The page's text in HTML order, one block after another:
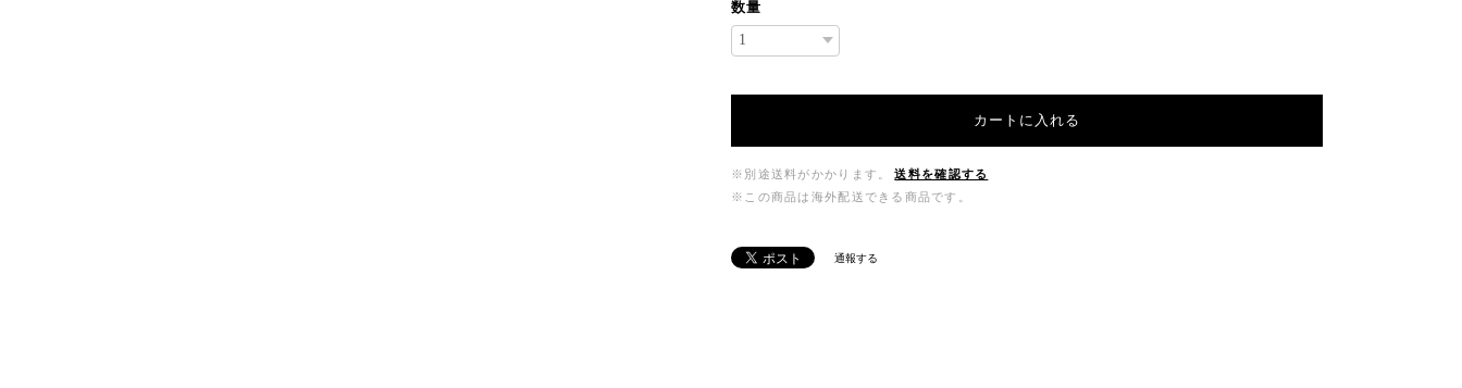
数量
カートに入れる
※別途送料がかかります。
送料を確認する
※この商品は海外配送できる商品です。
通報する